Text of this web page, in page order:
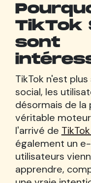
TikTok
sont
TikTok n'est
social, les
désormais de la
véritable
l'arrivé de
également un
utilisateurs
apprendre,